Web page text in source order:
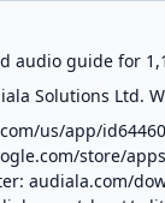
audio guide for
Solutions Ltd.
us/app/
store/
audiala.com/